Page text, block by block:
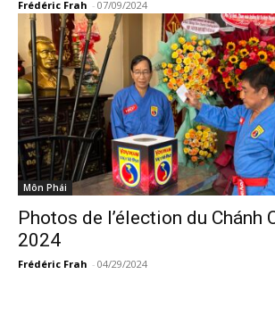
Frédéric Frah - 07/09/2024
Môn Phái
Photos de l’élection du Chánh
2024
Frédéric Frah - 04/29/2024